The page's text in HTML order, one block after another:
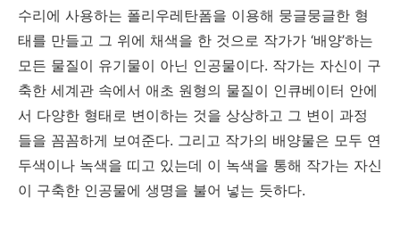
수리에 사용하는 폴리우레탄폼을 이용해 뭉글뭉글한 형
태를 만들고 그 위에 채색을 한 것으로 작가가 ‘배양’하는
모든 물질이 유기물이 아닌 인공물이다. 작가는 자신이 구
축한 세계관 속에서 애초 원형의 물질이 인큐베이터 안에
서 다양한 형태로 변이하는 것을 상상하고 그 변이 과정
들을 꼼꼼하게 보여준다. 그리고 작가의 배양물은 모두 연
두색이나 녹색을 띠고 있는데 이 녹색을 통해 작가는 자신
이 구축한 인공물에 생명을 불어 넣는 듯하다.